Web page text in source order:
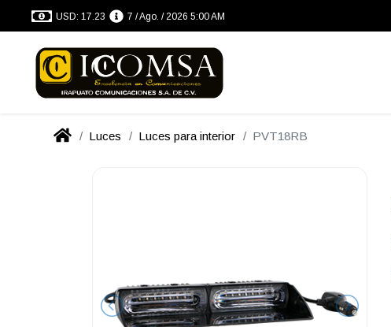
USD: 17.23 7 / Ago. / 2026 5:00 AM
Luces Luces para interior PVT18RB